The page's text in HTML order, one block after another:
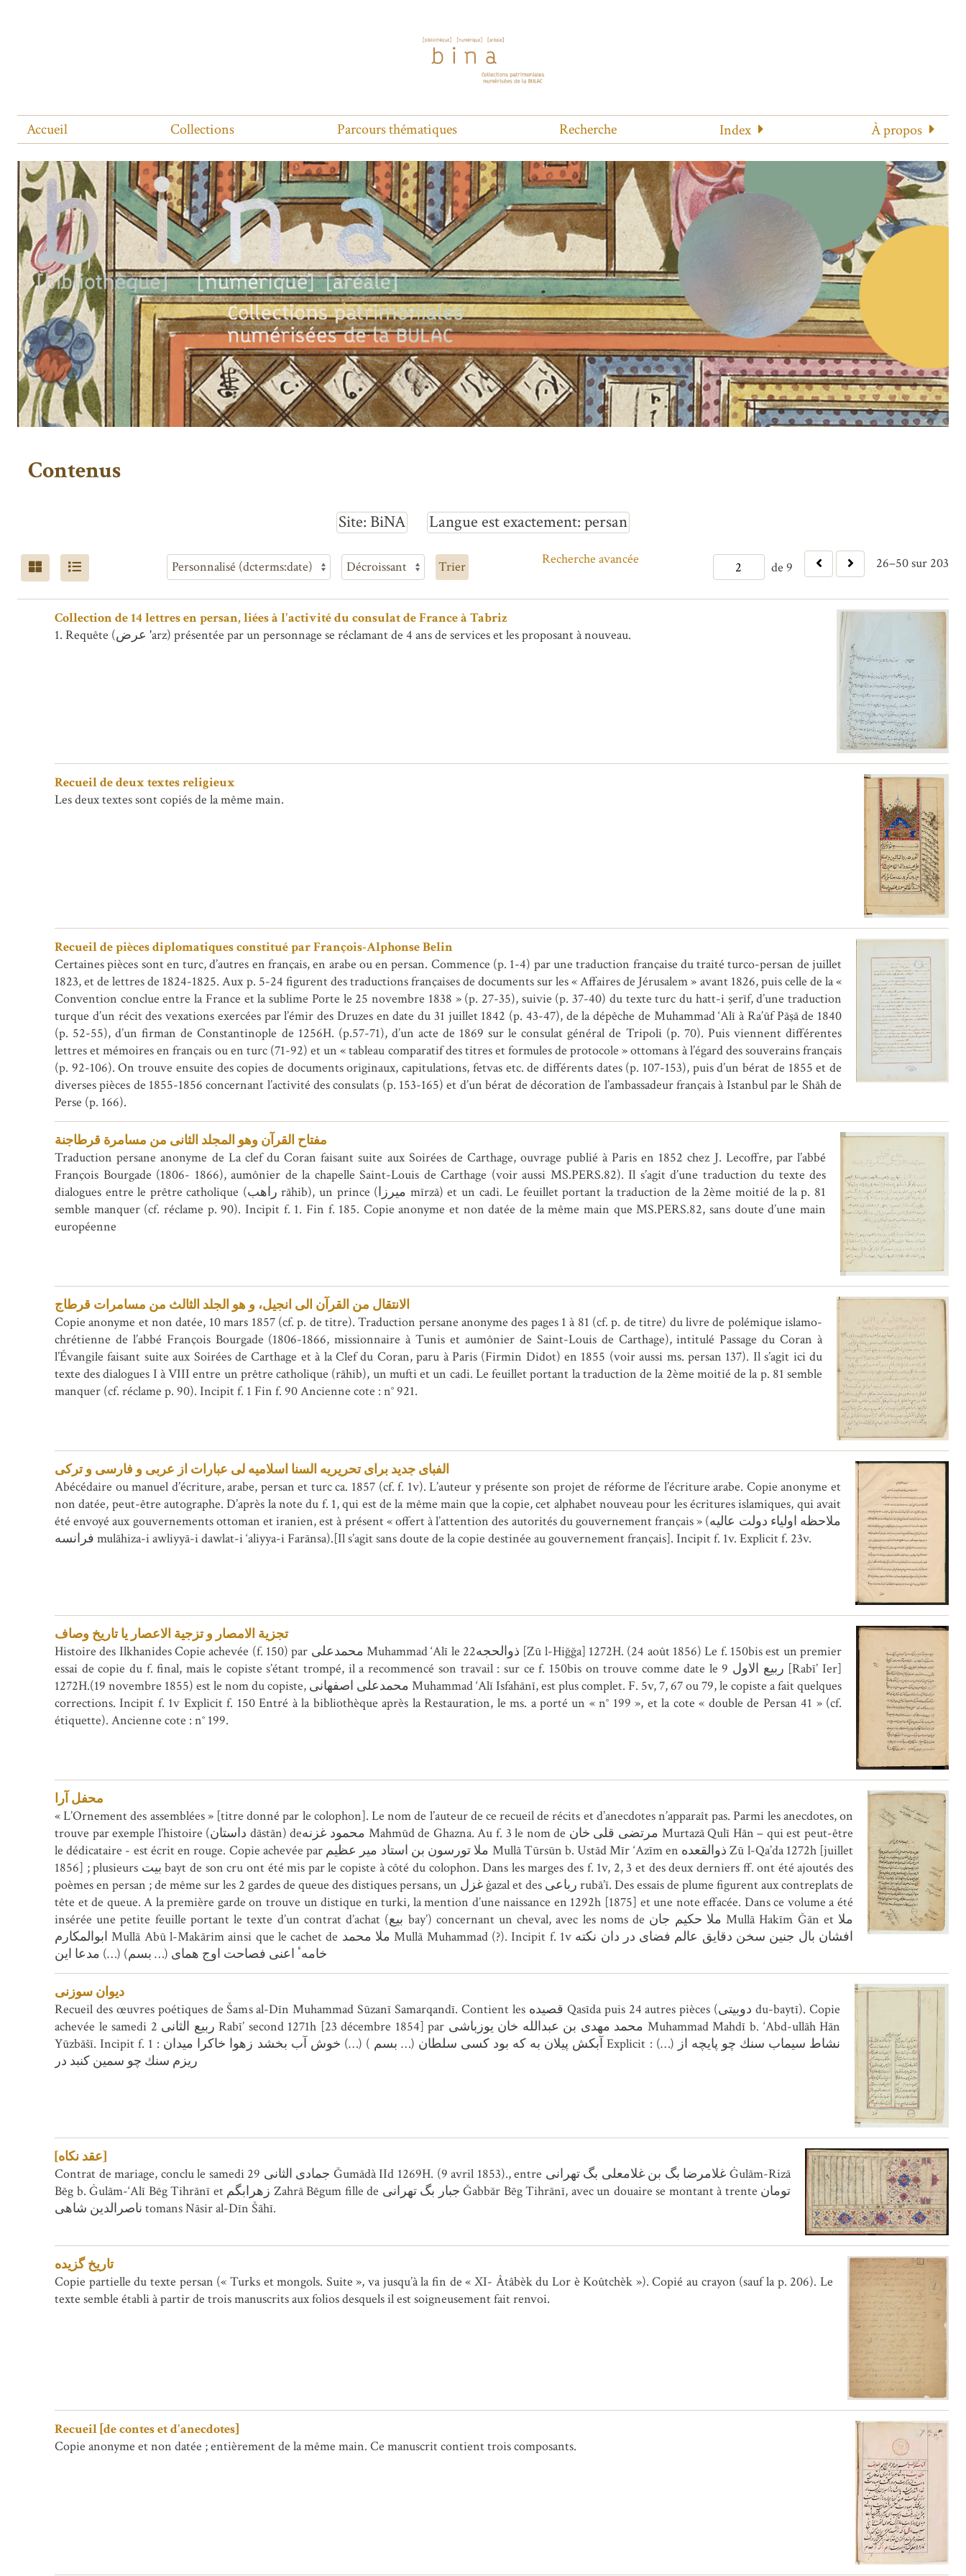
Accueil Collections Parcours thématiques Recherche Index À propos
Contenus
Site BiNA Langue est exactement persan
de 9 26–50 sur 203
Recherche avancée
Trier
Collection de 14 lettres en persan, liées à l'activité du consulat de France à Tabriz
1. Requête (عرض 'arz) présentée par un personnage se réclamant de 4 ans de services et les proposant à nouveau.
Recueil de deux textes religieux
Les deux textes sont copiés de la même main.
Recueil de pièces diplomatiques constitué par François-Alphonse Belin
Certaines pièces sont en turc, d’autres en français, en arabe ou en persan. Commence (p. 1-4) par une traduction française du traité turco-persan de juillet
1823, et de lettres de 1824-1825. Aux p. 5-24 figurent des traductions françaises de documents sur les « Affaires de Jérusalem » avant 1826, puis celle de la «
Convention conclue entre la France et la sublime Porte le 25 novembre 1838 » (p. 27-35), suivie (p. 37-40) du texte turc du hatt-i şerīf, d’une traduction
turque d’un récit des vexations exercées par l’émir des Druzes en date du 31 juillet 1842 (p. 43-47), de la dépêche de Muhammad ‘Alī à Ra’ūf Pāşā de 1840
(p. 52-55), d’un firman de Constantinople de 1256H. (p.57-71), d’un acte de 1869 sur le consulat général de Tripoli (p. 70). Puis viennent différentes
lettres et mémoires en français ou en turc (71-92) et un « tableau comparatif des titres et formules de protocole » ottomans à l’égard des souverains français
(p. 92-106). On trouve ensuite des copies de documents originaux, capitulations, fetvas etc. de différents dates (p. 107-153), puis d’un bérat de 1855 et de
diverses pièces de 1855-1856 concernant l’activité des consulats (p. 153-165) et d’un bérat de décoration de l’ambassadeur français à Istanbul par le Shāh de
Perse (p. 166).
مفتاح القرآن وهو المجلد الثانی من مسامرة قرطاجنة
Traduction persane anonyme de La clef du Coran faisant suite aux Soirées de Carthage, ouvrage publié à Paris en 1852 chez J. Lecoffre, par l’abbé
François Bourgade (1806- 1866), aumônier de la chapelle Saint-Louis de Carthage (voir aussi MS.PERS.82). Il s’agit d’une traduction du texte des
dialogues entre le prêtre catholique (راهب rāhib), un prince (میرزا mīrzā) et un cadi. Le feuillet portant la traduction de la 2ème moitié de la p. 81
semble manquer (cf. réclame p. 90). Incipit f. 1. Fin f. 185. Copie anonyme et non datée de la même main que MS.PERS.82, sans doute d’une main
européenne
الانتقال من القرآن الی انجیل، و هو الجلد الثالث من مسامرات قرطاج
Copie anonyme et non datée, 10 mars 1857 (cf. p. de titre). Traduction persane anonyme des pages 1 à 81 (cf. p. de titre) du livre de polémique islamo-
chrétienne de l’abbé François Bourgade (1806-1866, missionnaire à Tunis et aumônier de Saint-Louis de Carthage), intitulé Passage du Coran à
l’Évangile faisant suite aux Soirées de Carthage et à la Clef du Coran, paru à Paris (Firmin Didot) en 1855 (voir aussi ms. persan 137). Il s’agit ici du
texte des dialogues I à VIII entre un prêtre catholique (rāhib), un mufti et un cadi. Le feuillet portant la traduction de la 2ème moitié de la p. 81 semble
manquer (cf. réclame p. 90). Incipit f. 1 Fin f. 90 Ancienne cote : n° 921.
الفبای جدید برای تحریریه السنا اسلامیه لی عبارات از عربی و فارسی و ترکی
Abécédaire ou manuel d’écriture, arabe, persan et turc ca. 1857 (cf. f. 1v). L’auteur y présente son projet de réforme de l’écriture arabe. Copie anonyme et
non datée, peut-être autographe. D’après la note du f. 1, qui est de la même main que la copie, cet alphabet nouveau pour les écritures islamiques, qui avait
été envoyé aux gouvernements ottoman et iranien, est à présent « offert à l’attention des autorités du gouvernement français » (ملاحظه اولیاء دولت عالیه
فرانسه mulāhiza-i awliyyā-i dawlat-i ‘aliyya-i Farānsa).[Il s’agit sans doute de la copie destinée au gouvernement français]. Incipit f. 1v. Explicit f. 23v.
تجزیة الامصار و تزجیة الاعصار یا تاریخ وصاف
Histoire des Ilkhanides Copie achevée (f. 150) par محمدعلی Muhammad ‘Alī le 22ذوالحجه [Zū l-Hiğğa] 1272H. (24 août 1856) Le f. 150bis est un premier
essai de copie du f. final, mais le copiste s’étant trompé, il a recommencé son travail : sur ce f. 150bis on trouve comme date le 9 ربیع الاول [Rabī’ Ier]
1272H.(19 novembre 1855) est le nom du copiste, محمدعلی اصفهانی Muhammad ‘Alī Isfahānī, est plus complet. F. 5v, 7, 67 ou 79, le copiste a fait quelques
corrections. Incipit f. 1v Explicit f. 150 Entré à la bibliothèque après la Restauration, le ms. a porté un « n° 199 », et la cote « double de Persan 41 » (cf.
étiquette). Ancienne cote : n° 199.
محفل آرا
« L’Ornement des assemblées » [titre donné par le colophon]. Le nom de l’auteur de ce recueil de récits et d’anecdotes n’apparaît pas. Parmi les anecdotes, on
trouve par exemple l’histoire (داستان dāstān) deمحمود غزنه Mahmūd de Ghazna. Au f. 3 le nom de مرتضی قلی خان Murtazā Qulī Hān – qui est peut-être
le dédicataire - est écrit en rouge. Copie achevée par ملا تورسون بن استاد میر عظیم Mullā Tūrsūn b. Ustād Mīr ‘Azīm en ذوالقعده Zū l-Qa’da 1272h [juillet
1856] ; plusieurs بیت bayt de son cru ont été mis par le copiste à côté du colophon. Dans les marges des f. 1v, 2, 3 et des deux derniers ff. ont été ajoutés des
poèmes en persan ; de même sur les 2 gardes de queue des distiques persans, un غزل ġazal et des رباعی rubā’ī. Des essais de plume figurent aux contreplats de
tête et de queue. A la première garde on trouve un distique en turki, la mention d’une naissance en 1292h [1875] et une note effacée. Dans ce volume a été
insérée une petite feuille portant le texte d’un contrat d’achat (بیع bay’) concernant un cheval, avec les noms de ملا حکیم جان Mullā Hakīm Ğān et ملا
ابوالمکارم Mullā Abū l-Makārim ainsi que le cachet de ملا محمد Mullā Muhammad (?). Incipit f. 1v افشان بال جنين سخن دقايق عالم فضاى در دان نكته
خامهٴ اعنى فصاحت اوج هماى (… بسم) (…) مدعا اين
دیوان سوزنی
Recueil des œuvres poétiques de Šams al-Dīn Muhammad Sūzanī Samarqandī. Contient les قصیده Qasīda puis 24 autres pièces (دوبیتی du-baytī). Copie
achevée le samedi 2 ربیع الثانی Rabī’ second 1271h [23 décembre 1854] par محمد مهدی بن عبدالله خان یوزباشی Muhammad Mahdī b. ‘Abd-ullāh Hān
Yūzbāšī. Incipit f. 1 : آبكش پيلان به كه بود كسى سلطان (… بسم ) (…) خوش آب بخشد زهوا خاكرا ميدان Explicit : نشاط سيماب سنك چو پايچه از (…)
ريزم سنك چو سمين كنبد در
[عقد نکاه]
Contrat de mariage, conclu le samedi 29 جمادی الثانی Ğumādà IId 1269H. (9 avril 1853)., entre غلامرضا بگ بن غلامعلی بگ تهرانی Ġulām-Rizā
Bēg b. Ġulām-‘Alī Bēg Tihrānī et زهرابگم Zahrā Bēgum fille de جبار بگ تهرانی Ğabbār Bēg Tihrānī, avec un douaire se montant à trente تومان
ناصرالدین شاهی tomans Nāsir al-Dīn Šāhī.
تاریخ گزیده
Copie partielle du texte persan (« Turks et mongols. Suite », va jusqu’à la fin de « XI- Âtâbèk du Lor è Koûtchèk »). Copié au crayon (sauf la p. 206). Le
texte semble établi à partir de trois manuscrits aux folios desquels il est soigneusement fait renvoi.
Recueil [de contes et d'anecdotes]
Copie anonyme et non datée ; entièrement de la même main. Ce manuscrit contient trois composants.